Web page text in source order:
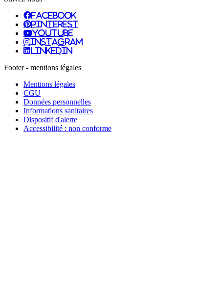
facebook
pinterest
youtube
instagram
linkedin
Footer - mentions légales
Mentions légales
CGU
Données personnelles
Informations sanitaires
Dispositif d'alerte
Accessibilité : non conforme